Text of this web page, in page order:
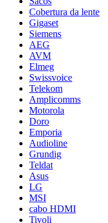
Cobertura da lente
Gigaset
Siemens
AEG
AVM
Elmeg
Swissvoice
Telekom
Amplicomms
Motorola
Doro
Emporia
Audioline
Grundig
Teldat
Asus
LG
MSI
cabo HDMI
Tivoli